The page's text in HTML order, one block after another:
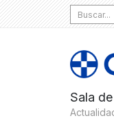
Search
for: